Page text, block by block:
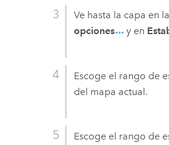
Ve hasta la capa en
opciones
y en
Escoge el rango de
del mapa actual.
Escoge el rango de